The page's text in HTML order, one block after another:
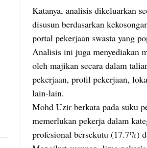
Katanya, analisis dikeluarkan
disusun berdasarkan
portal pekerjaan swasta yang
Analisis ini juga menyediakan
oleh majikan secara dalam
pekerjaan, profil pekerjaan,
lain-lain.
Mohd Uzir berkata pada suku
memerlukan pekerja dalam
profesional bersekutu (17.7%)